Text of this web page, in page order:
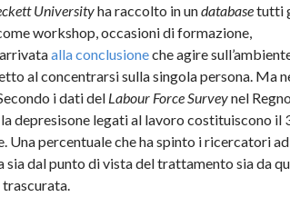
Universityha raccolto in undatabasetutti
workshop, occasioni di formazione,
alla conclusioneche agire
al concentrarsi sulla singola persona. Ma
i dati del Labour Force Surveynel Regno
depresisone legati al lavoro costituiscono il
percentuale che ha spinto i ricercatori ad
sia dal punto di vista del trattamento sia da
trascurata.